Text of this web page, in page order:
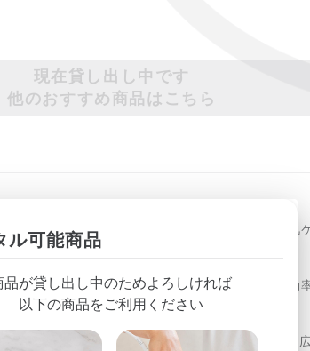
現在貸し出し中です
他のおすすめ商品はこちら
これひとつ。
家庭用光美容器。ムダ毛ケアだけでなく、美肌
せます。
アガラスを採用。肌への刺激を抑えながら、効
約4回の高速自動照射モードを搭載。腕や脚など
ル可能商品
品が貸し出し中のためよろしければ
以下の商品をご利用ください